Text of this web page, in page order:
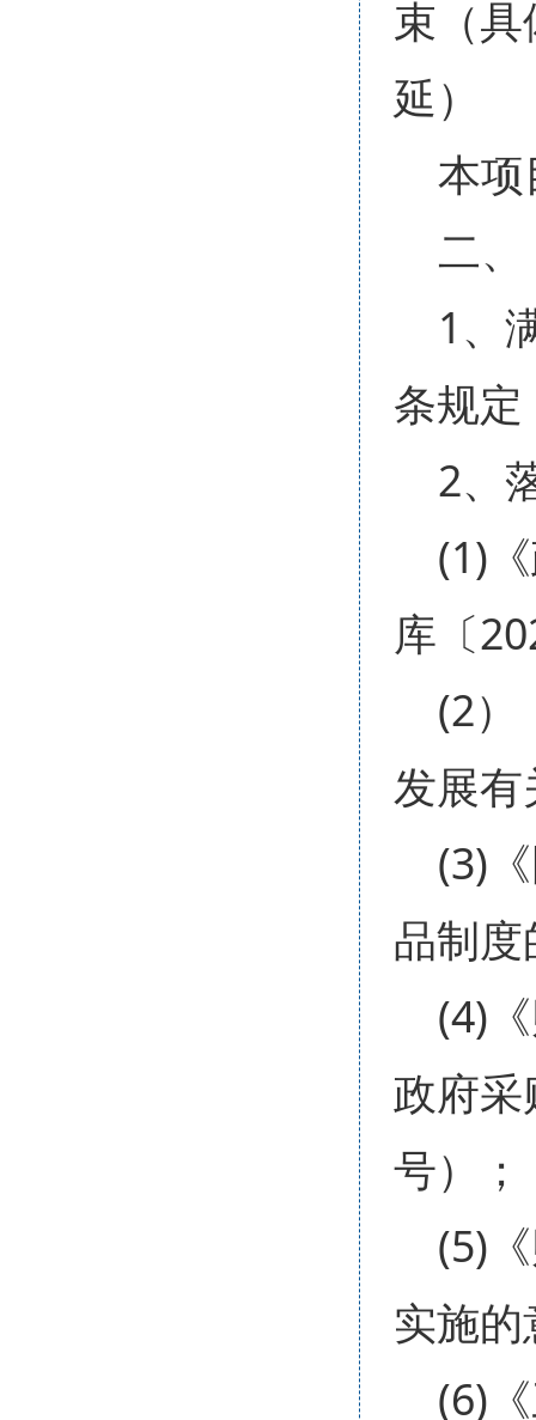
束（
延）
本
二
1、
条规定
2、
(1)
库〔
(2）
发展
(3)
品制
(4)
政府
号）；
(5)
实施
(6)